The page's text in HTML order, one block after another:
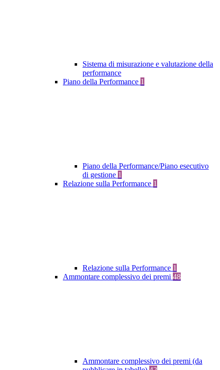
Sistema di misurazione e valutazione della
performance
Piano della Performance 1
Piano della Performance/Piano esecutivo
di gestione 1
Relazione sulla Performance 1
Relazione sulla Performance 1
Ammontare complessivo dei premi 48
Ammontare complessivo dei premi (da